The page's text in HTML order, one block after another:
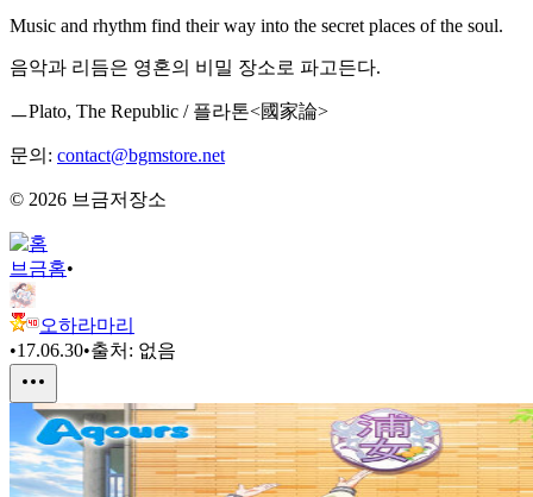
Music and rhythm find their way into the secret places of the soul.
음악과 리듬은 영혼의 비밀 장소로 파고든다.
ㅡPlato, The Republic / 플라톤<國家論>
문의: contact@bgmstore.net
© 2026 브금저장소
브금홈•
오하라마리
•17.06.30•출처: 없음